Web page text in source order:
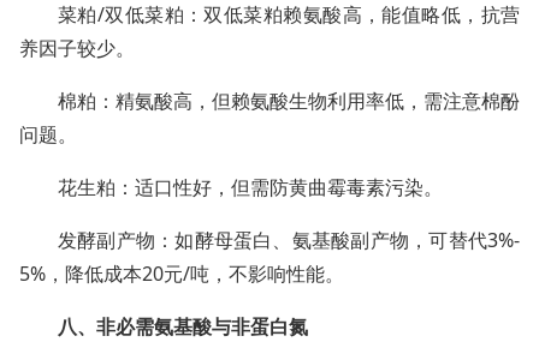
菜粕/双低菜粕：双低菜粕赖氨酸高，能值略低，抗营
养因子较少。
棉粕：精氨酸高，但赖氨酸生物利用率低，需注意棉酚
问题。
花生粕：适口性好，但需防黄曲霉毒素污染。
发酵副产物：如酵母蛋白、氨基酸副产物，可替代3%-
5%，降低成本20元/吨，不影响性能。
八、非必需氨基酸与非蛋白氮